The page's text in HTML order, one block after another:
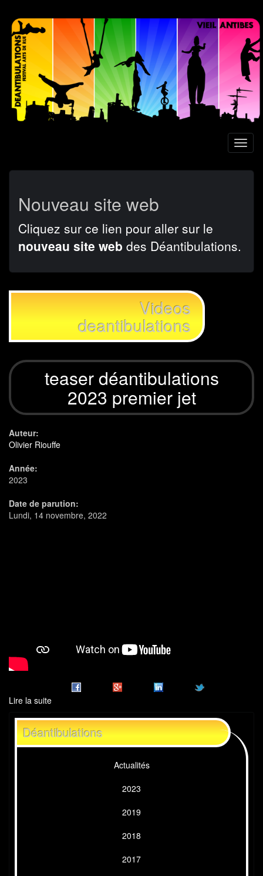
Aller
contenu
principal
Nouveau site web
Cliquez sur ce lien pour aller sur le
nouveau site web des Déantibulations.
Videos
deantibulations
teaser déantibulations
2023 premier jet
Auteur:
Olivier Riouffe
Année:
2023
Date de parution:
Lundi, 14 novembre, 2022
Lire la suite
déantibulations
2023
premier
Déantibulations
Actualités
2023
2019
2018
2017